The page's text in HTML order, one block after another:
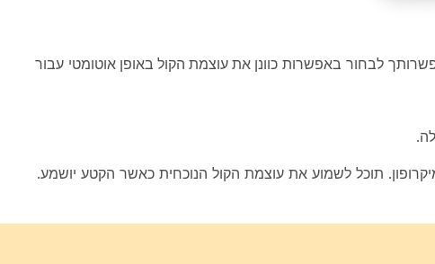
לבחור באפשרות כוונן את עוצמת הקול באופן אוטומטי עבור
תוכל לשמוע את עוצמת הקול הנוכחית כאשר הקטע יושמע.